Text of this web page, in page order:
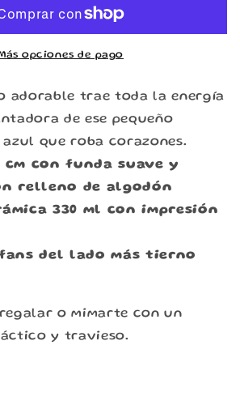
opciones de pago
adorable trae toda la energía
de ese pequeño
que roba corazones.
cm con funda suave y
relleno de algodón
330 ml con impresión
del lado más tierno
o mimarte con un
y travieso.